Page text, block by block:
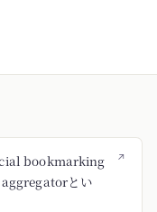
↗
bookmarking
とい